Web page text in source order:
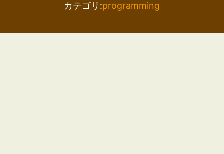
カテゴリ:programming